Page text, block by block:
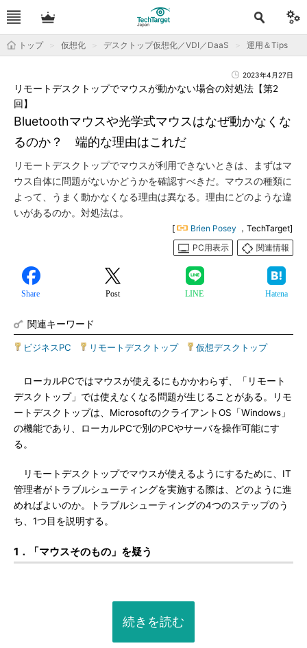
トップ 仮想化 デスクトップ仮想化／VDI／DaaS 運用＆Tips
2023年4月27日
Bluetoothマウスや光学式マウスはなぜ動かなくな
るのか？ 端的な理由はこれだ
リモートデスクトップでマウスが動かない場合の対処法【第2
回】
リモートデスクトップでマウスが利用できないときは、まずはマ
ウス自体に問題がないかどうかを確認すべきだ。マウスの種類に
よって、うまく動かなくなる理由は異なる。理由にどのような違
いがあるのか。対処法は。
[ Brien Posey ，TechTarget]
PC用表示
関連情報
Share Post LINE Hatena
関連キーワード
ビジネスPC リモートデスクトップ| 仮想デスクトップ
ローカルPCではマウスが使えるにもかかわらず、「リモート
デスクトップ」では使えなくなる問題が生じることがある。リモ
ートデスクトップは、MicrosoftのクライアントOS「Windows」
の機能であり、ローカルPCで別のPCやサーバを操作可能にす
る。
リモートデスクトップでマウスが使えるようにするために、IT
管理者がトラブルシューティングを実施する際は、どのように進
めればよいのか。トラブルシューティングの4つのステップのう
ち、1つ目を説明する。
1．「マウスそのもの」を疑う
続きを読む